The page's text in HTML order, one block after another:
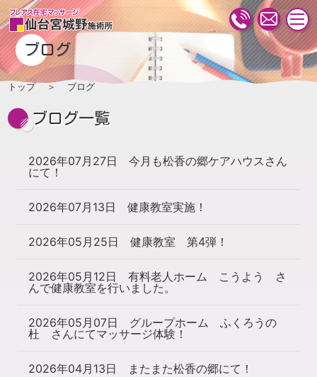
ブログ
トップ ブログ
ブログ一覧
2026年07月27日
今月も松香の郷ケアハウスさん
にて！
2026年07月13日 健康教室実施！
2026年05月25日 健康教室 第4弾！
2026年05月12日
有料老人ホーム こうよう さ
んで健康教室を行いました。
2026年05月07日
グループホーム ふくろうの
杜 さんにてマッサージ体験！
2026年04月13日 またまた松香の郷にて！